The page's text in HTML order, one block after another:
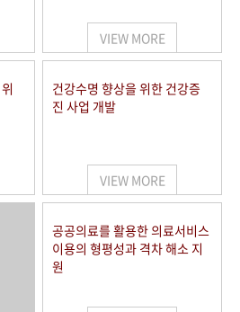
VIEW MORE
건강수명 향상을 위한 건강증
진 사업 개발
VIEW MORE
공공의료를 활용한 의료서비스
이용의 형평성과 격차 해소 지
원